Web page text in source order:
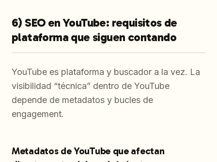
6) SEO en YouTube: requisitos de
plataforma que siguen contando
YouTube es plataforma y buscador a la vez. La
visibilidad “técnica” dentro de YouTube
depende de metadatos y bucles de
engagement.
Metadatos de YouTube que afectan